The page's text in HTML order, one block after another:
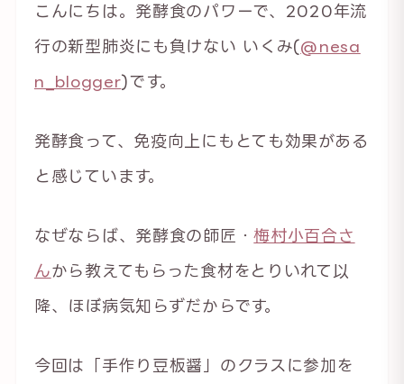
こんにちは。発酵食のパワーで、2020年流
行の新型肺炎にも負けない いくみ(@nesa
n_blogger)です。
発酵食って、免疫向上にもとても効果がある
と感じています。
なぜならば、発酵食の師匠・梅村小百合さ
んから教えてもらった食材をとりいれて以
降、ほぼ病気知らずだからです。
今回は「手作り豆板醤」のクラスに参加を